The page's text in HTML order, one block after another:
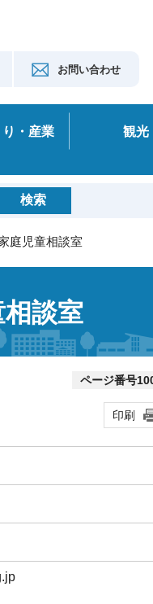
お問い合わせ
り・産業 観光
庭児童相談室
談室
ページ番号
印刷